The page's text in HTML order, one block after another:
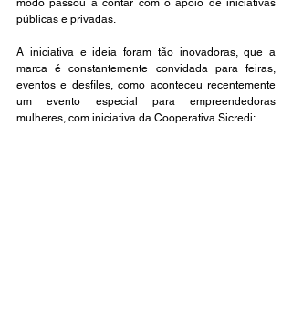
modo passou a contar com o apoio de iniciativas
públicas e privadas.
A iniciativa e ideia foram tão inovadoras, que a
marca é constantemente convidada para feiras,
eventos e desfiles, como aconteceu recentemente
um evento especial para empreendedoras
mulheres, com iniciativa da Cooperativa Sicredi: